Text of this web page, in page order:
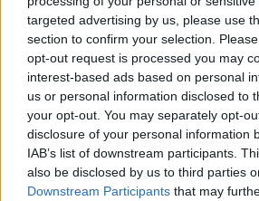
targeted advertising by us, please use
section to confirm your selection.
opt-out request is processed you may
interest-based ads based on personal
us or personal information disclosed to
your opt-out. You may separately opt-
disclosure of your personal information
IAB’s list of downstream participants.
also be disclosed by us to third parties
Downstream Participants that may
och på den internationella
henne hur hon tror att tangons
ut.
- Mycket ljus! Ett av de mest
ställena i Buenos Aires i dag är
Vad krävs om man vill dansa